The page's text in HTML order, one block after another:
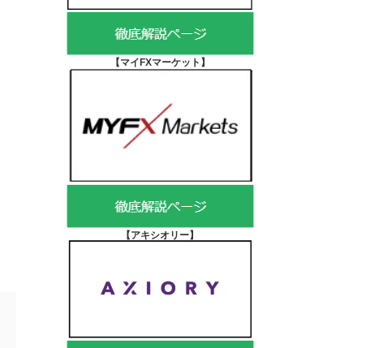
【マイFXマーケット 】
【アキシオリー】